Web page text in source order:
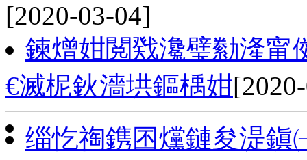
[2020-03-04]
鍊熷姏閲戣瀺璧勬湰甯
€滅柅鈥濇垬鏂楀姏
缁忔祹鎸囨爣鏈夋湜